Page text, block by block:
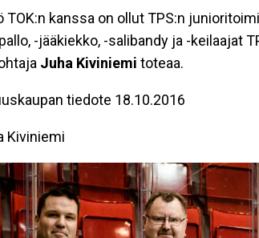
kanssa on ollut TPS:n
-jääkiekko, -salibandy ja -keilaajat
Juha Kiviniemi toteaa.
tiedote 18.10.2016
Kiviniemi